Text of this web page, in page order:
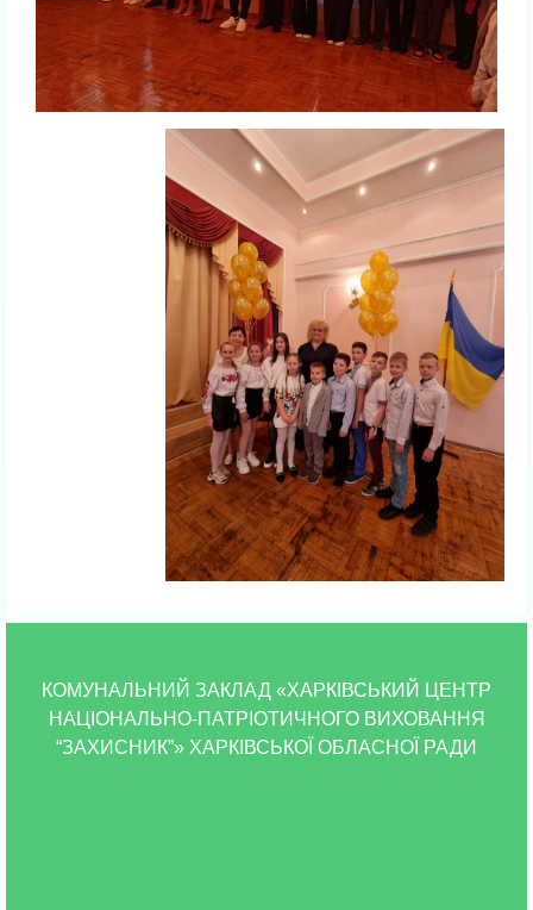
КОМУНАЛЬНИЙ ЗАКЛАД «ХАРКІВСЬКИЙ ЦЕНТР
НАЦІОНАЛЬНО-ПАТРІОТИЧНОГО ВИХОВАННЯ
“ЗАХИСНИК”» ХАРКІВСЬКОЇ ОБЛАСНОЇ РАДИ